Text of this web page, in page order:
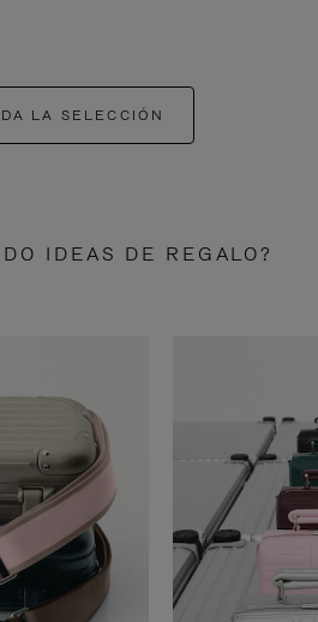
LA SELECCIÓN
IDEAS DE REGALO?